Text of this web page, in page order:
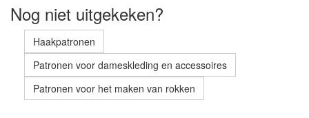
Nog niet uitgekeken?
Haakpatronen
Patronen voor dameskleding en accessoires
Patronen voor het maken van rokken